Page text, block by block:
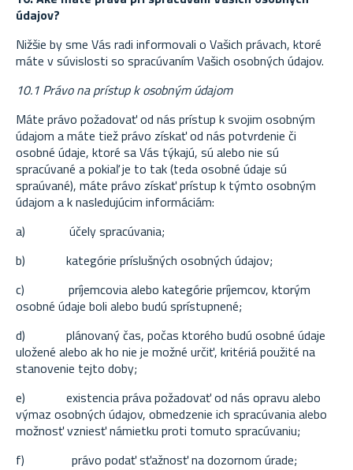
údajov?
Nižšie by sme Vás radi informovali o Vašich právach, ktoré
máte v súvislosti so spracúvaním Vašich osobných údajov.
10.1 Právo na prístup k osobným údajom
Máte právo požadovať od nás prístup k svojim osobným
údajom a máte tiež právo získať od nás potvrdenie či
osobné údaje, ktoré sa Vás týkajú, sú alebo nie sú
spracúvané a pokiaľ je to tak (teda osobné údaje sú
spraúvané), máte právo získať prístup k týmto osobným
údajom a k nasledujúcim informáciám:
a)
účely spracúvania;
b)
kategórie príslušných osobných údajov;
c)
príjemcovia alebo kategórie príjemcov, ktorým
osobné údaje boli alebo budú sprístupnené;
d)
plánovaný čas, počas ktorého budú osobné údaje
uložené alebo ak ho nie je možné určiť, kritériá použité na
stanovenie tejto doby;
e)
existencia práva požadovať od nás opravu alebo
výmaz osobných údajov, obmedzenie ich spracúvania alebo
možnosť vzniesť námietku proti tomuto spracúvaniu;
f)
právo podať sťažnosť na dozornom úrade;